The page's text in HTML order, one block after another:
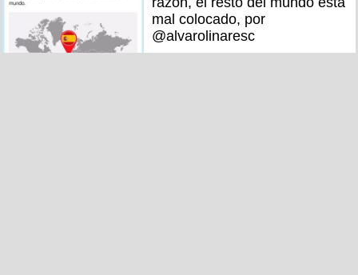
mal colocado, por
@alvarolinaresc